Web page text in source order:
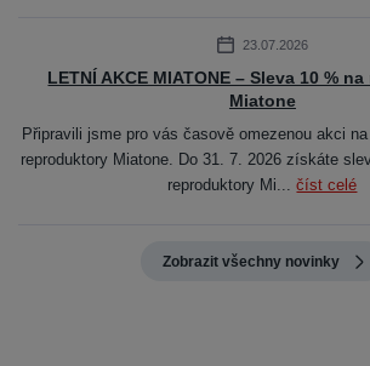
23.07.2026
LETNÍ AKCE MIATONE – Sleva 10 %
Miatone
Připravili jsme pro vás časově omezenou akci
reproduktory Miatone. Do 31. 7. 2026 získáte
reproduktory Mi...číst celé
Zobrazit všechny novinky